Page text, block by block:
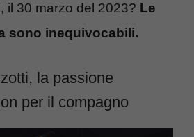
il 30 marzo del 2023? Le
sono inequivocabili.
la passione
per il compagno